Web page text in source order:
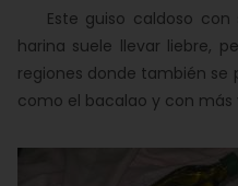
Este guiso caldoso con
harina suele llevar liebre,
regiones donde también se
como el bacalao y con más